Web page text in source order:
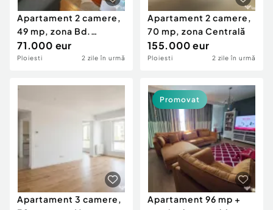
Apartament 2 camere,
49 mp, zona Bd.
Bucuresti
71.000 eur
Ploiesti 2 zile în urmă
Apartament 2 camere,
70 mp, zona Centrală
155.000 eur
Ploiesti 2 zile în urmă
Apartament 3 camere,
Apartament 96 mp +
Promovat